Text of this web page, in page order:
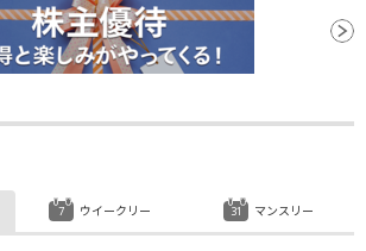
ウイークリー マンスリー